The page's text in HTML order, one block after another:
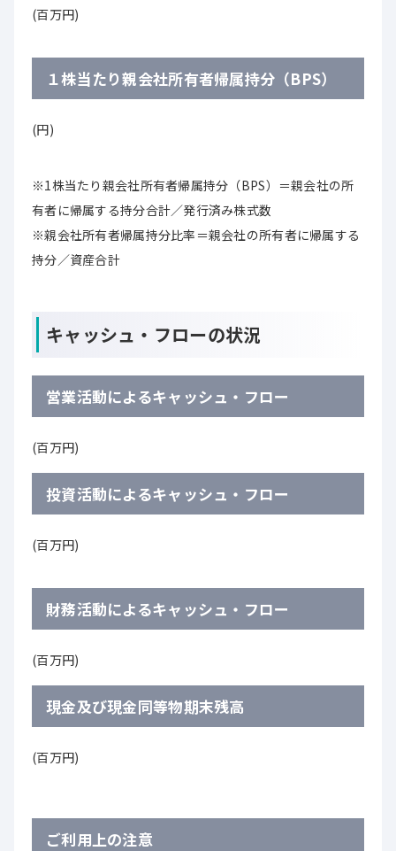
(百万円)
１株当たり親会社所有者帰属持分（BPS）
(円)
※1株当たり親会社所有者帰属持分（BPS）＝親会社の所
有者に帰属する持分合計／発行済み株式数
※親会社所有者帰属持分比率＝親会社の所有者に帰属する
持分／資産合計
キャッシュ・フローの状況
営業活動によるキャッシュ・フロー
(百万円)
投資活動によるキャッシュ・フロー
(百万円)
財務活動によるキャッシュ・フロー
(百万円)
現金及び現金同等物期末残高
(百万円)
ご利用上の注意